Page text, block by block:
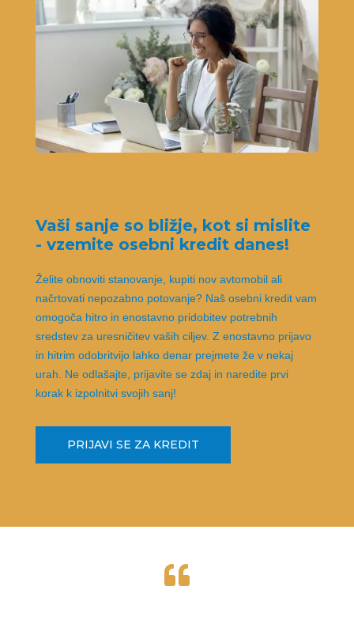
Vaši sanje so bližje, kot si mislite
- vzemite osebni kredit danes!
Želite obnoviti stanovanje, kupiti nov avtomobil ali
načrtovati nepozabno potovanje? Naš osebni kredit vam
omogoča hitro in enostavno pridobitev potrebnih
sredstev za uresničitev vaših ciljev. Z enostavno prijavo
in hitrim odobritvijo lahko denar prejmete že v nekaj
urah. Ne odlašajte, prijavite se zdaj in naredite prvi
korak k izpolnitvi svojih sanj!
PRIJAVI SE ZA KREDIT
